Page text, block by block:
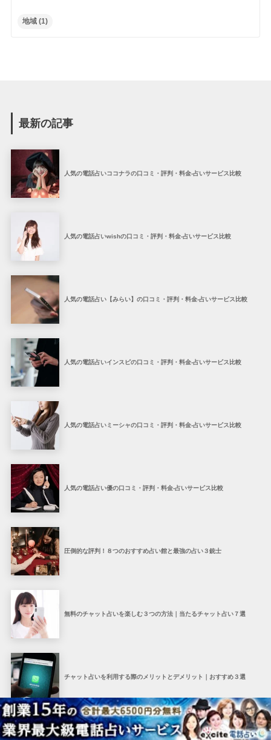
地域(1)
最新の記事
人気の電話占いココナラの口コミ・評判・料金-占いサービス比較
人気の電話占いwishの口コミ・評判・料金-占いサービス比較
人気の電話占い【みらい】の口コミ・評判・料金-占いサービス比較
人気の電話占いインスピの口コミ・評判・料金-占いサービス比較
人気の電話占いミーシャの口コミ・評判・料金-占いサービス比較
人気の電話占い優の口コミ・評判・料金-占いサービス比較
圧倒的な評判！８つのおすすめ占い館と最強の占い３銃士
無料のチャット占いを楽しむ３つの方法｜当たるチャット占い７選
チャット占いを利用する際のメリットとデメリット｜おすすめ３選